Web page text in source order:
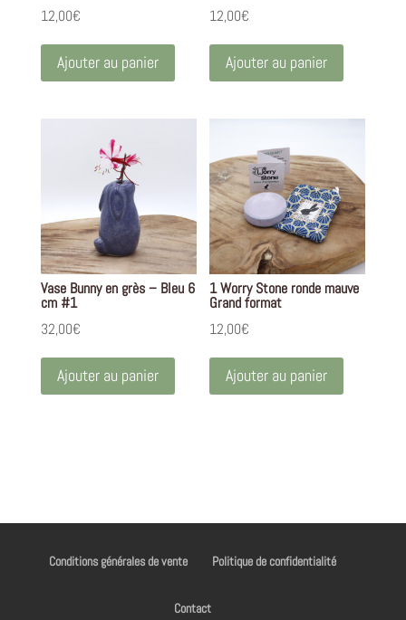
12,00€
Ajouter au panier
12,00€
Ajouter au panier
Vase Bunny en grès – Bleu 6
cm #1
32,00€
Ajouter au panier
1 Worry Stone ronde mauve
Grand format
12,00€
Ajouter au panier
Conditions générales de vente Politique de confidentialité
Contact